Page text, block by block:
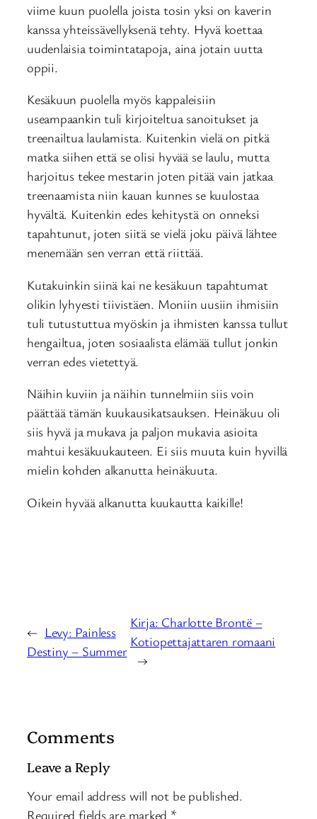
viime kuun puolella joista tosin yksi on kaverin
kanssa yhteissävellyksenä tehty. Hyvä koettaa
uudenlaisia toimintatapoja, aina jotain uutta
oppii.
Kesäkuun puolella myös kappaleisiin
useampaankin tuli kirjoiteltua sanoitukset ja
treenailtua laulamista. Kuitenkin vielä on pitkä
matka siihen että se olisi hyvää se laulu, mutta
harjoitus tekee mestarin joten pitää vain jatkaa
treenaamista niin kauan kunnes se kuulostaa
hyvältä. Kuitenkin edes kehitystä on onneksi
tapahtunut, joten siitä se vielä joku päivä lähtee
menemään sen verran että riittää.
Kutakuinkin siinä kai ne kesäkuun tapahtumat
olikin lyhyesti tiivistäen. Moniin uusiin ihmisiin
tuli tutustuttua myöskin ja ihmisten kanssa tullut
hengailtua, joten sosiaalista elämää tullut jonkin
verran edes vietettyä.
Näihin kuviin ja näihin tunnelmiin siis voin
päättää tämän kuukausikatsauksen. Heinäkuu oli
siis hyvä ja mukava ja paljon mukavia asioita
mahtui kesäkuukauteen. Ei siis muuta kuin hyvillä
mielin kohden alkanutta heinäkuuta.
Oikein hyvää alkanutta kuukautta kaikille!
← Levy: Painless
Destiny – Summer
Kirja: Charlotte Brontë –
Kotiopettajattaren romaani
→
Comments
Leave a Reply
Your email address will not be published.
Required fields are marked *